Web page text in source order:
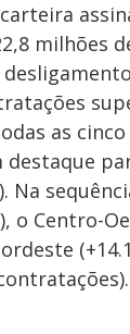
milhões
as
Na
o Centro-